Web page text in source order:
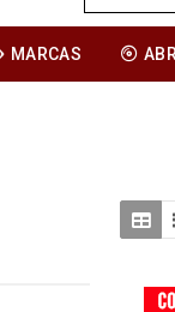
MARCAS